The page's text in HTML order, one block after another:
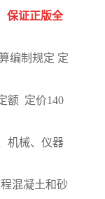
保证正版全
编制规定 定
额 定价140
机械、仪器
混凝土和砂